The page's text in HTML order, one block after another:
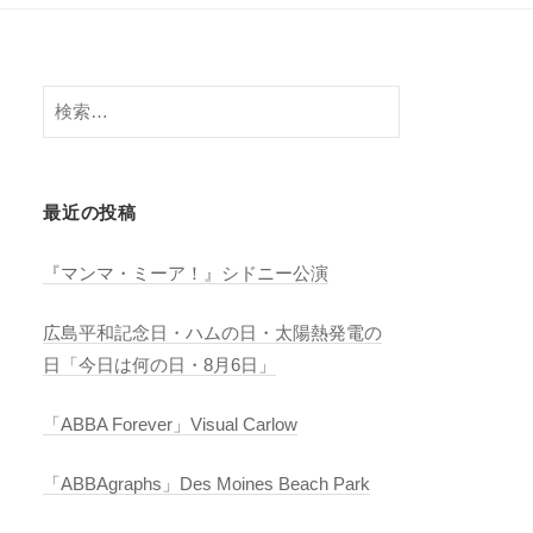
検
索:
最近の投稿
『マンマ・ミーア！』シドニー公演
広島平和記念日・ハムの日・太陽熱発電の
日「今日は何の日・8月6日」
「ABBA Forever」Visual Carlow
「ABBAgraphs」Des Moines Beach Park